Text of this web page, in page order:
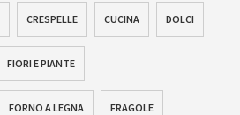
CRESPELLE CUCINA DOLCI
FIORI E PIANTE
FORNO A LEGNA FRAGOLE